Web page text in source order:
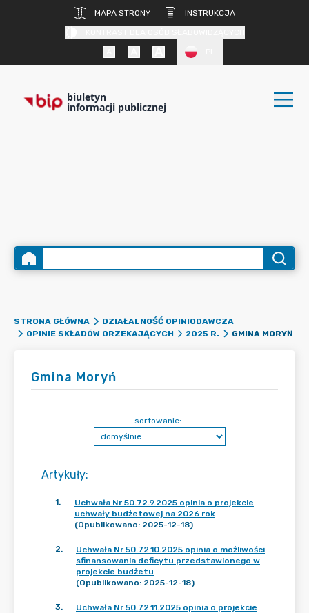
MAPA STRONY
INSTRUKCJA
biuletyn
informacji publicznej
STRONA GŁÓWNA
DZIAŁALNOŚĆ OPINIODAWCZA
OPINIE SKŁADÓW ORZEKAJĄCYCH
2025 R. GMINA MORYŃ
Gmina Moryń
Artykuły:
sortowanie:
1.
Uchwała Nr 50.72.9.2025 opinia o projekcie
uchwały budżetowej na 2026 rok
(Opublikowano: 2025-12-18)
2.
Uchwała Nr 50.72.10.2025 opinia o możliwości
sfinansowania deficytu przedstawionego w
projekcie budżetu
(Opublikowano: 2025-12-18)
3.
Uchwała Nr 50.72.11.2025 opinia o projekcie